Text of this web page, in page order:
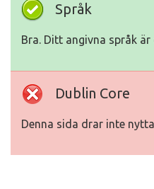
Språk
Bra. Ditt angivna språk är
Dublin Core
Denna sida drar inte